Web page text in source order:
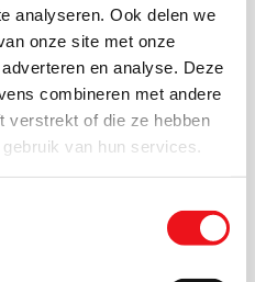
analyseren. Ook delen we
onze site met onze
en analyse. Deze
combineren met andere
verstrekt of die ze hebben
van hun services.
transparante
werkstuksteunen het
Afhankelijk van het
noodstop,
zodat je de machine
betrouwbaarheid en